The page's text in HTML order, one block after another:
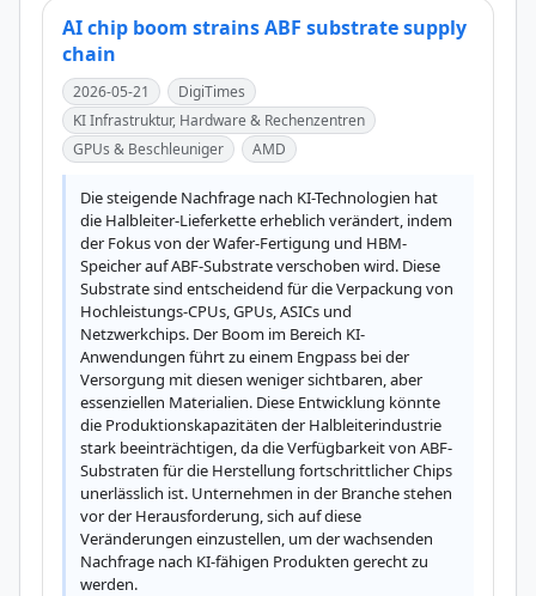
AI chip boom strains ABF substrate supply
chain
2026-05-21
DigiTimes
KI Infrastruktur, Hardware & Rechenzentren
GPUs & Beschleuniger
AMD
Die steigende Nachfrage nach KI-Technologien hat
die Halbleiter-Lieferkette erheblich verändert, indem
der Fokus von der Wafer-Fertigung und HBM-
Speicher auf ABF-Substrate verschoben wird. Diese
Substrate sind entscheidend für die Verpackung von
Hochleistungs-CPUs, GPUs, ASICs und
Netzwerkchips. Der Boom im Bereich KI-
Anwendungen führt zu einem Engpass bei der
Versorgung mit diesen weniger sichtbaren, aber
essenziellen Materialien. Diese Entwicklung könnte
die Produktionskapazitäten der Halbleiterindustrie
stark beeinträchtigen, da die Verfügbarkeit von ABF-
Substraten für die Herstellung fortschrittlicher Chips
unerlässlich ist. Unternehmen in der Branche stehen
vor der Herausforderung, sich auf diese
Veränderungen einzustellen, um der wachsenden
Nachfrage nach KI-fähigen Produkten gerecht zu
werden.